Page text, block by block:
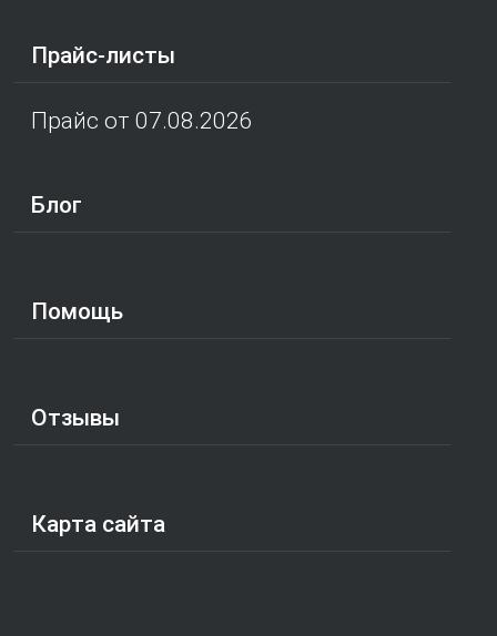
Прайс-листы
Прайс от 07.08.2026
Блог
Помощь
Отзывы
Карта сайта